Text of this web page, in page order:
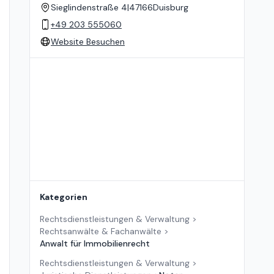
Sieglindenstraße 4|47166Duisburg
+49 203 555060
Website Besuchen
Kategorien
Rechtsdienstleistungen & Verwaltung >
Rechtsanwälte & Fachanwälte >
Anwalt für Immobilienrecht
Rechtsdienstleistungen & Verwaltung >